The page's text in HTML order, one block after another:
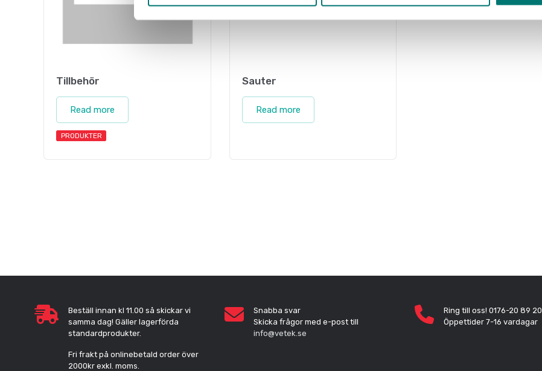
Tillbehör
Read more
PRODUKTER
Sauter
Read more
Beställ innan kl 11.00 så skickar vi
samma dag! Gäller lagerförda
standardprodukter.
Fri frakt på onlinebetald order över
2000kr exkl. moms.
Snabba svar
Skicka frågor med e-post till
info@vetek.se
Ring till oss! 0176-20 89 20
Öppettider 7-16 vardagar